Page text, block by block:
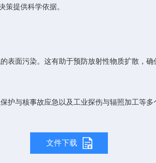
提供科学依据。
面污染。这有助于预防放射性物质扩散，
与核事故应急以及工业探伤与辐照加工等
文件下载